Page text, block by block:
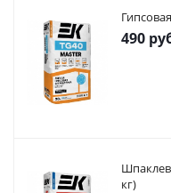
490
кг)